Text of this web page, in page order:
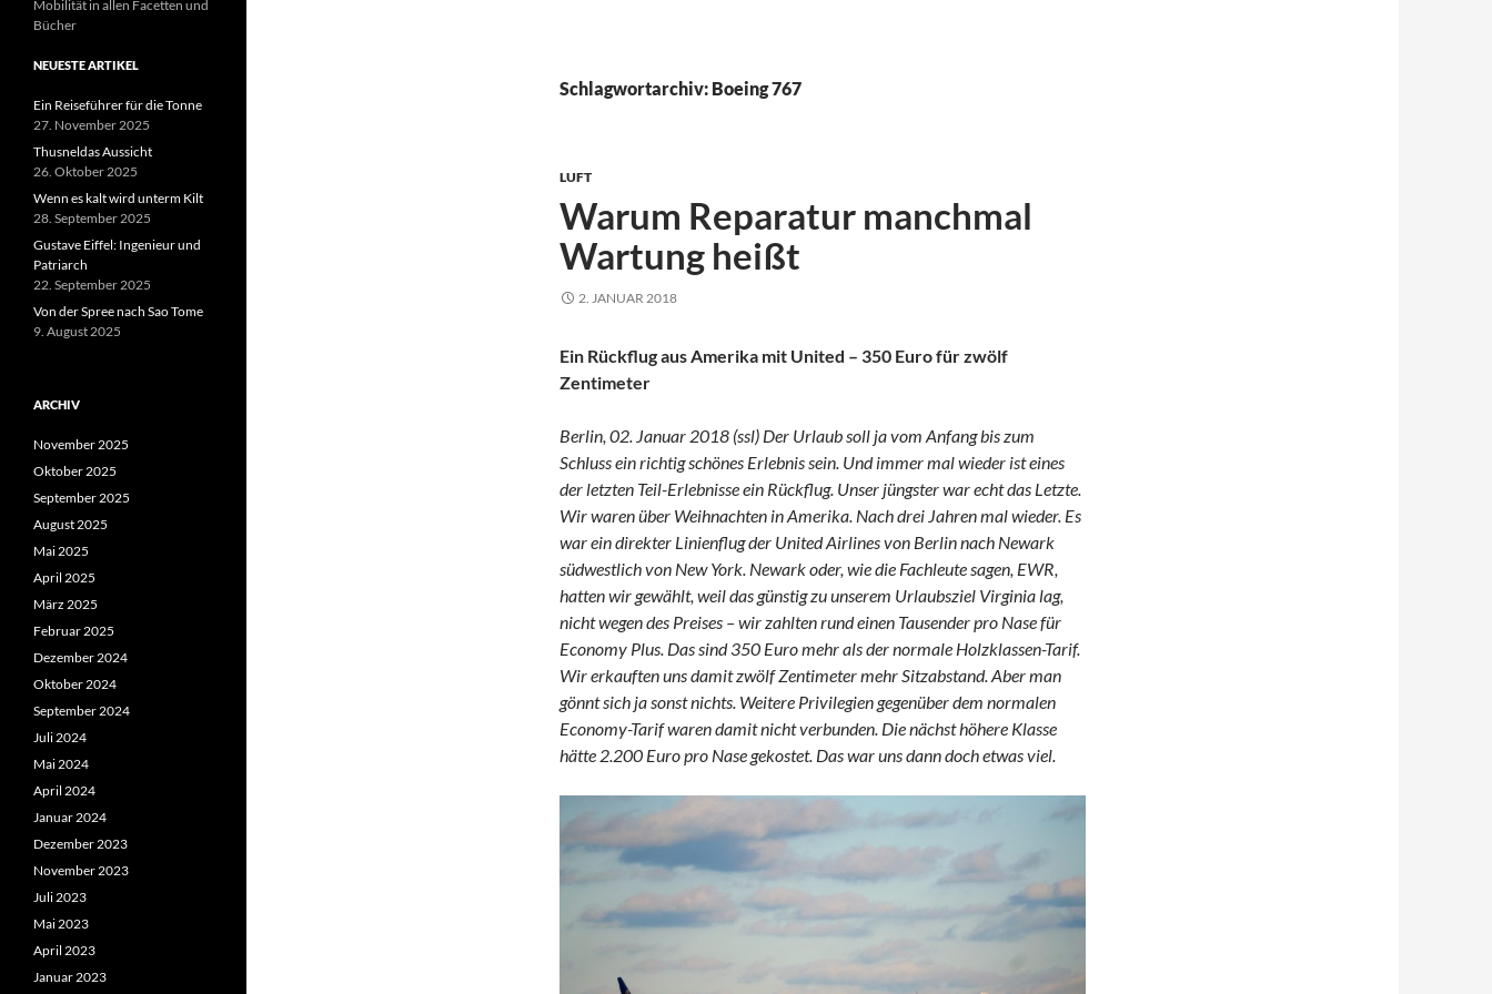
Schlagwortarchiv: Boeing 767
LUFT
Warum Reparatur manchmal
Wartung heißt
2. JANUAR 2018
Ein Rückflug aus Amerika mit United – 350 Euro für zwölf
Zentimeter
Berlin, 02. Januar 2018 (ssl) Der Urlaub soll ja vom Anfang bis zum
Schluss ein richtig schönes Erlebnis sein. Und immer mal wieder ist eines
der letzten Teil-Erlebnisse ein Rückflug. Unser jüngster war echt das Letzte.
Wir waren über Weihnachten in Amerika. Nach drei Jahren mal wieder. Es
war ein direkter Linienflug der United Airlines von Berlin nach Newark
südwestlich von New York. Newark oder, wie die Fachleute sagen, EWR,
hatten wir gewählt, weil das günstig zu unserem Urlaubsziel Virginia lag,
nicht wegen des Preises – wir zahlten rund einen Tausender pro Nase für
Economy Plus. Das sind 350 Euro mehr als der normale Holzklassen-Tarif.
Wir erkauften uns damit zwölf Zentimeter mehr Sitzabstand. Aber man
gönnt sich ja sonst nichts. Weitere Privilegien gegenüber dem normalen
Economy-Tarif waren damit nicht verbunden. Die nächst höhere Klasse
hätte 2.200 Euro pro Nase gekostet. Das war uns dann doch etwas viel.
Mobilität in allen Facetten und
Bücher
NEUESTE ARTIKEL
Ein Reiseführer für die Tonne
27. November 2025
Thusneldas Aussicht
26. Oktober 2025
Wenn es kalt wird unterm Kilt
28. September 2025
Gustave Eiffel: Ingenieur und
Patriarch
22. September 2025
Von der Spree nach Sao Tome
9. August 2025
ARCHIV
November 2025
Oktober 2025
September 2025
August 2025
Mai 2025
April 2025
März 2025
Februar 2025
Dezember 2024
Oktober 2024
September 2024
Juli 2024
Mai 2024
April 2024
Januar 2024
Dezember 2023
November 2023
Juli 2023
Mai 2023
April 2023
Januar 2023